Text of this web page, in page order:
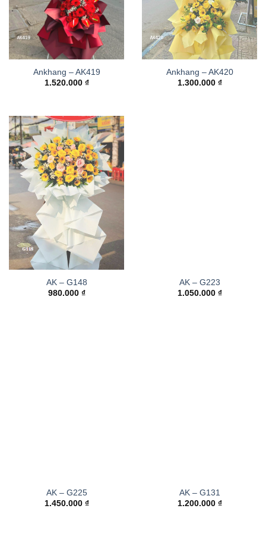
Ankhang – AK419
1.520.000 ₫
Ankhang – AK420
1.300.000 ₫
AK – G148
980.000 ₫
AK – G223
1.050.000 ₫
AK – G225
1.450.000 ₫
AK – G131
1.200.000 ₫